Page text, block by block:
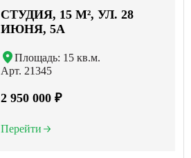
СТУДИЯ, 15 М², УЛ. 28
ИЮНЯ, 5А
Площадь: 15 кв.м.
Арт. 21345
2 950 000 ₽
Перейти